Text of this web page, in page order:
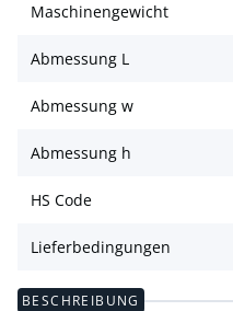
Maschinengewicht
Abmessung L
Abmessung w
Abmessung h
HS Code
Lieferbedingungen
BESCHREIBUNG